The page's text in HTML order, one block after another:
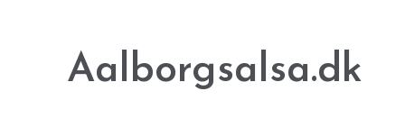
Aalborgsalsa.dk